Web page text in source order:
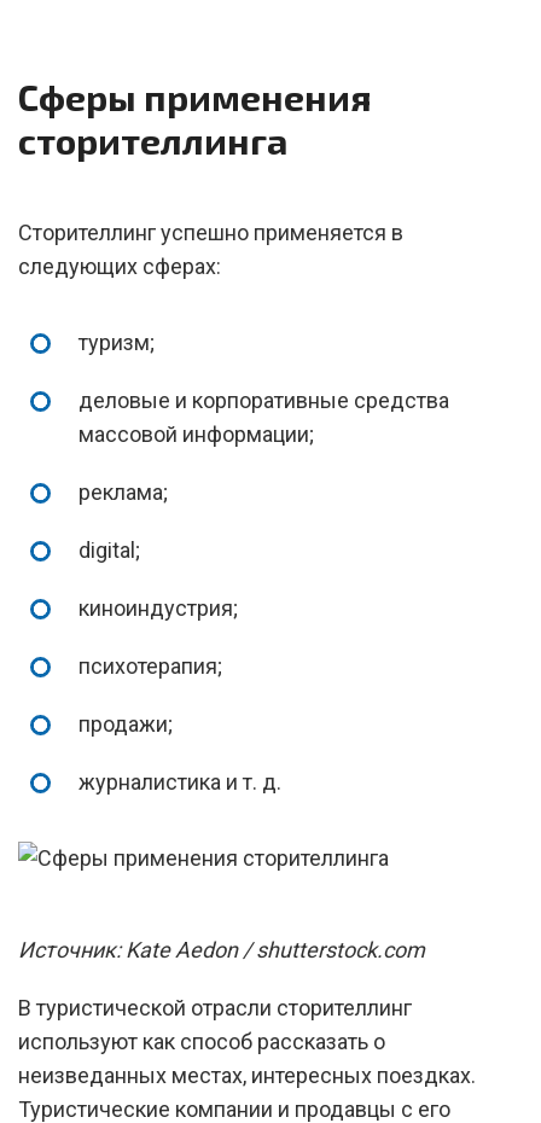
Сферы применения
сторителлинга
Сторителлинг успешно применяется в
следующих сферах:
туризм;
деловые и корпоративные средства
массовой информации;
реклама;
digital;
киноиндустрия;
психотерапия;
продажи;
журналистика и т. д.
Источник: Kate Aedon / shutterstock.com
В туристической отрасли сторителлинг
используют как способ рассказать о
неизведанных местах, интересных поездках.
Туристические компании и продавцы с его